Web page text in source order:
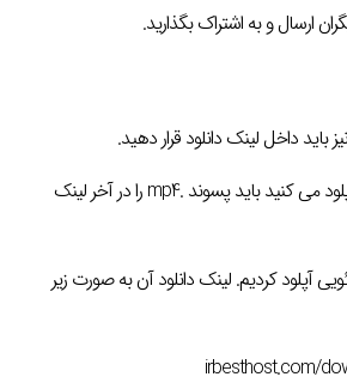
ارسال و به اشتراک بگذارید.
باید داخل لینک دانلود قرار دهید.
مثلا اگر فایل ویدئویی آپلود می کنید باید پسوند .mp4 را در آخر لینک
آپلود کردیم. لینک دانلود آن به صورت زیر
irbesthost.com/